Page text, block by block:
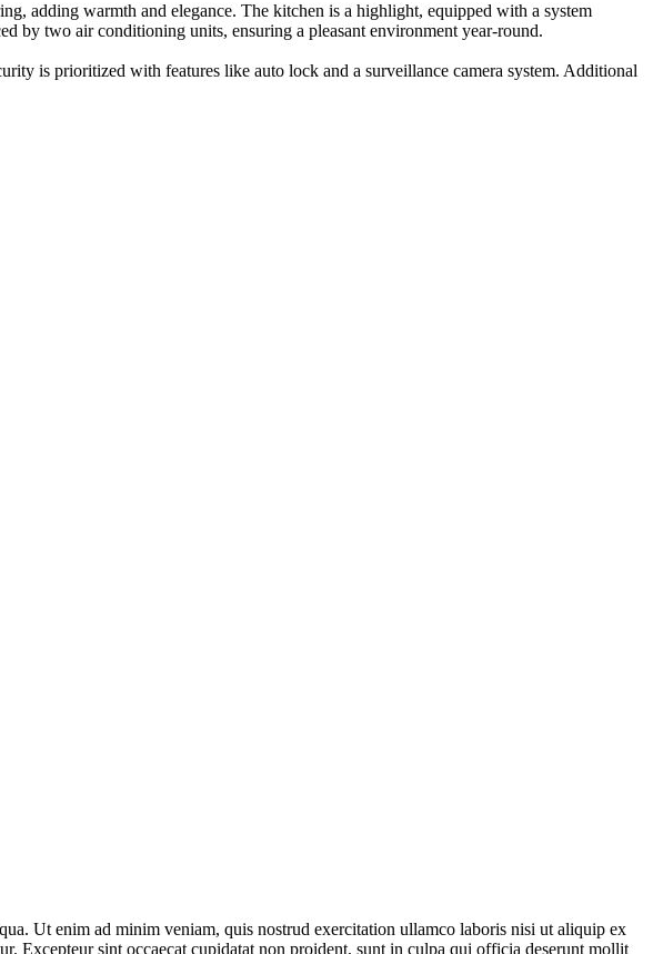
adding warmth and elegance. The kitchen is a highlight, equipped with a system
by two air conditioning units, ensuring a pleasant environment year-round.
is prioritized with features like auto lock and a surveillance camera system. Additional
Ut enim ad minim veniam, quis nostrud exercitation ullamco laboris nisi ut aliquip ex
Excepteur sint occaecat cupidatat non proident, sunt in culpa qui officia deserunt mollit